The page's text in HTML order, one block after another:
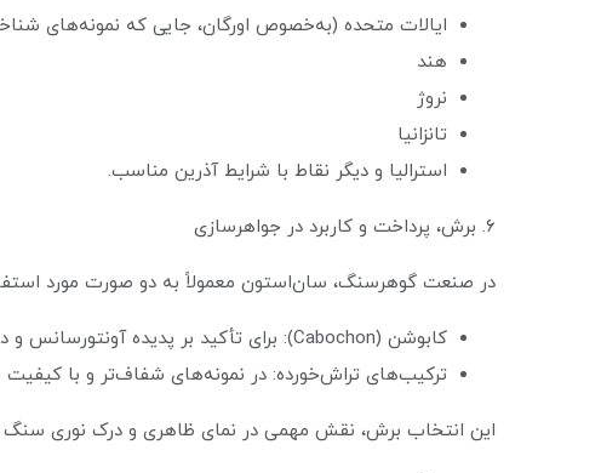
ایالات متحده (به‌خصوص اورگان، جایی که نمونه‌های
هند
نروژ
تانزانیا
استرالیا و دیگر نقاط با شرایط آذرین مناسب.
۶. برش، پرداخت و کاربرد در جواهرسازی
در صنعت گوهرسنگ، سان‌استون معمولاً به دو صورت مورد
کابوشن (Cabochon): برای تأکید بر پدیده آونتورسانس و درخشندگی درونی.
ترکیب‌های تراش‌خورده: در نمونه‌های شفاف‌تر و با کیفیت
این انتخاب برش، نقش مهمی در نمای ظاهری و درک نوری سنگ